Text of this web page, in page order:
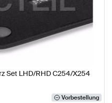
Set LHD/RHD C254/X254
Vorbestellung